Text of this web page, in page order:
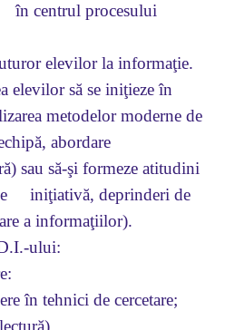
în centrul procesului
elevilor la informaţie.
elevilor să se iniţieze în
metodelor moderne de
abordare
sau să-şi formeze atitudini
iniţiativă, deprinderi de
a informaţiilor).
ului:
în tehnici de cercetare;